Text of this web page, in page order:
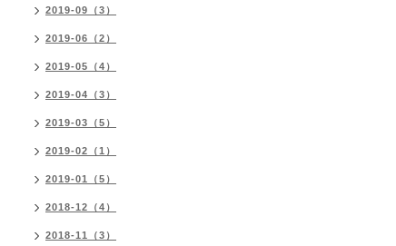
2019-09（3）
2019-06（2）
2019-05（4）
2019-04（3）
2019-03（5）
2019-02（1）
2019-01（5）
2018-12（4）
2018-11（3）